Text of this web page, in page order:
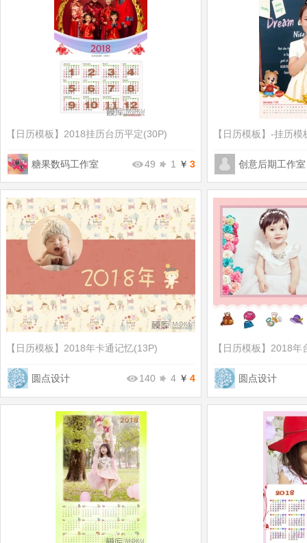
【日历模板】 2018挂历台历平定(30P)
49 1 ￥ 3
糖果数码工作室
【日历模板】 -挂历模
创意后期工作室
【日历模板】 2018年卡通记忆(13P)
140 4 ￥ 4
圆点设计
【日历模板】 2018年
圆点设计